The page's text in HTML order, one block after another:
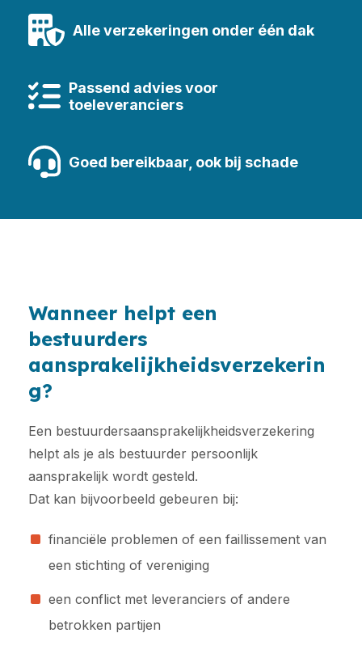
Alle verzekeringen onder één dak
Passend advies voor
toeleveranciers
Goed bereikbaar, ook bij schade
Wanneer helpt een
bestuurders
aansprakelijkheidsverzekerin
g?
Een bestuurdersaansprakelijkheidsverzekering
helpt als je als bestuurder persoonlijk
aansprakelijk wordt gesteld.
Dat kan bijvoorbeeld gebeuren bij:
financiële problemen of een faillissement van
een stichting of vereniging
een conflict met leveranciers of andere
betrokken partijen